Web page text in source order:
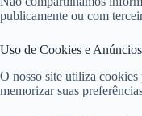
publicamente ou com
Uso de Cookies e Anúncios
O nosso site utiliza cookies
memorizar suas